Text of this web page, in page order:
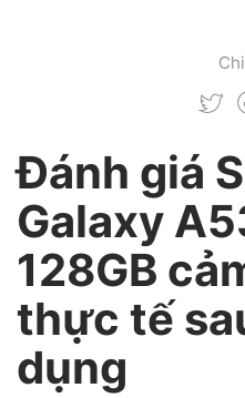
Đánh giá
Galaxy
128GB
thực tế
dụng